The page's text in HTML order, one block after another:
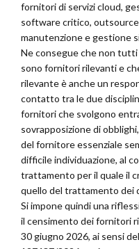
fornitori di servizi cloud,
software critico,
manutenzione e gestione
Ne consegue che non
sono fornitori rilevanti e
rilevante è anche un
contatto tra le due
fornitori che svolgono
sovrapposizione di
del fornitore essenziale
difficile individuazione, al
trattamento per il quale il
quello del trattamento dei
Si impone quindi una
il censimento dei fornitori
30 giugno 2026, ai sensi